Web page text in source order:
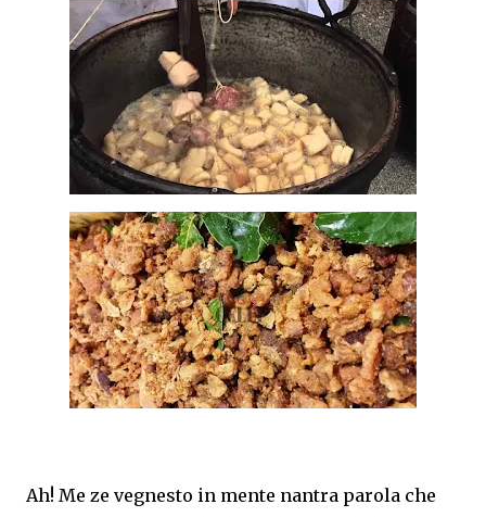
Ah! Me ze vegnesto in mente nantra parola che